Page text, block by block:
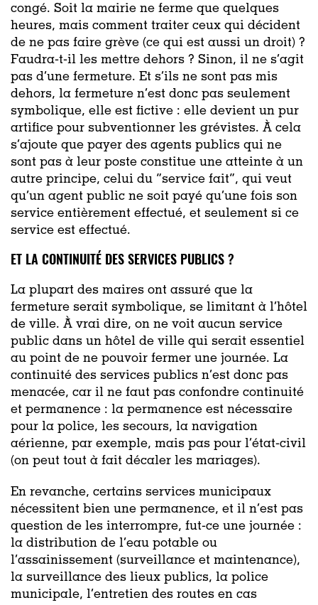
congé. Soit la mairie ne ferme que quelques
heures, mais comment traiter ceux qui décident
de ne pas faire grève (ce qui est aussi un droit) ?
Faudra-t-il les mettre dehors ? Sinon, il ne s’agit
pas d’une fermeture. Et s’ils ne sont pas mis
dehors, la fermeture n’est donc pas seulement
symbolique, elle est fictive : elle devient un pur
artifice pour subventionner les grévistes. À cela
s’ajoute que payer des agents publics qui ne
sont pas à leur poste constitue une atteinte à un
autre principe, celui du “service fait”, qui veut
qu’un agent public ne soit payé qu’une fois son
service entièrement effectué, et seulement si ce
service est effectué.
ET LA CONTINUITÉ DES SERVICES PUBLICS ?
La plupart des maires ont assuré que la
fermeture serait symbolique, se limitant à l’hôtel
de ville. À vrai dire, on ne voit aucun service
public dans un hôtel de ville qui serait essentiel
au point de ne pouvoir fermer une journée. La
continuité des services publics n’est donc pas
menacée, car il ne faut pas confondre continuité
et permanence : la permanence est nécessaire
pour la police, les secours, la navigation
aérienne, par exemple, mais pas pour l’état-civil
(on peut tout à fait décaler les mariages).
En revanche, certains services municipaux
nécessitent bien une permanence, et il n’est pas
question de les interrompre, fut-ce une journée :
la distribution de l’eau potable ou
l’assainissement (surveillance et maintenance),
la surveillance des lieux publics, la police
municipale, l’entretien des routes en cas